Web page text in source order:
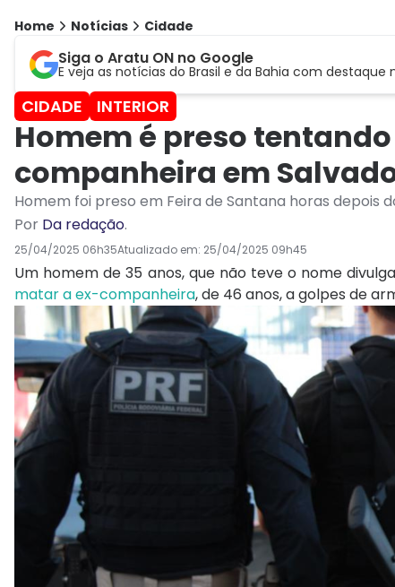
Home Notícias Cidade
Siga o Aratu ON no Google
E veja as notícias do Brasil e da Bahia com destaque
CIDADE INTERIOR
Homem é preso
companheira em
Homem foi preso em Feira de Santana horas depois
Por Da redação.
25/04/2025 06h35Atualizado em: 25/04/2025 09h45
Um homem de 35 anos, que não teve o nome
matar a ex-companheira, de 46 anos, a golpes de